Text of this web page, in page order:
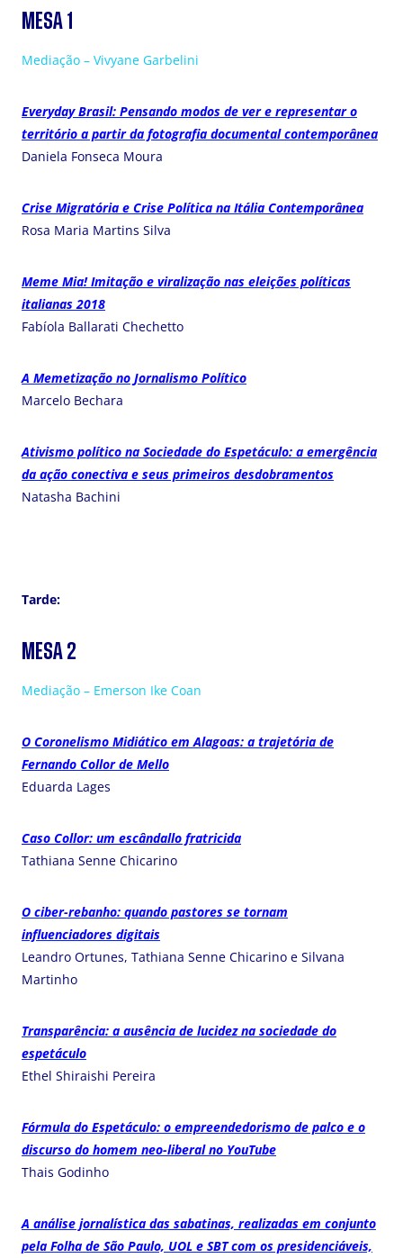
MESA 1
Mediação – Vivyane Garbelini
Everyday Brasil: Pensando modos de ver e representar o
território a partir da fotografia documental contemporânea
Daniela Fonseca Moura
Crise Migratória e Crise Política na Itália Contemporânea
Rosa Maria Martins Silva
Meme Mia! Imitação e viralização nas eleições políticas
italianas 2018
Fabíola Ballarati Chechetto
A Memetização no Jornalismo Político
Marcelo Bechara
Ativismo político na Sociedade do Espetáculo: a emergência
da ação conectiva e seus primeiros desdobramentos
Natasha Bachini
Tarde:
MESA 2
Mediação – Emerson Ike Coan
O Coronelismo Midiático em Alagoas: a trajetória de
Fernando Collor de Mello
Eduarda Lages
Caso Collor: um escândallo fratricida
Tathiana Senne Chicarino
O ciber-rebanho: quando pastores se tornam
influenciadores digitais
Leandro Ortunes, Tathiana Senne Chicarino e Silvana
Martinho
Transparência: a ausência de lucidez na sociedade do
espetáculo
Ethel Shiraishi Pereira
Fórmula do Espetáculo: o empreendedorismo de palco e o
discurso do homem neo-liberal no YouTube
Thais Godinho
A análise jornalística das sabatinas, realizadas em conjunto
pela Folha de São Paulo, UOL e SBT com os presidenciáveis,